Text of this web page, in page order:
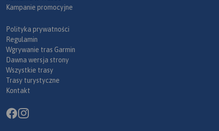
Kampanie promocyjne
Polityka prywatności
Regulamin
Wgrywanie tras Garmin
Dawna wersja strony
Wszystkie trasy
Trasy turystyczne
Kontakt